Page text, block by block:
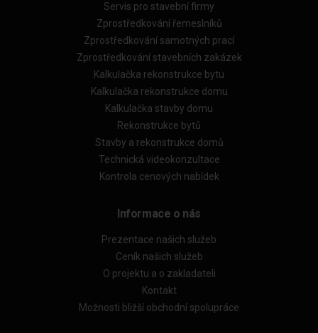
Servis pro stavební firmy
Zprostředkování řemeslníků
Zprostředkování samotných prací
Zprostředkování stavebních zakázek
Kalkulačka rekonstrukce bytu
Kalkulačka rekonstrukce domu
Kalkulačka stavby domu
Rekonstrukce bytů
Stavby a rekonstrukce domů
Technická videokonzultace
Kontrola cenových nabídek
Informace o nás
Prezentace našich služeb
Ceník našich služeb
O projektu a o zakladateli
Kontakt
Možnosti bližší obchodní spolupráce